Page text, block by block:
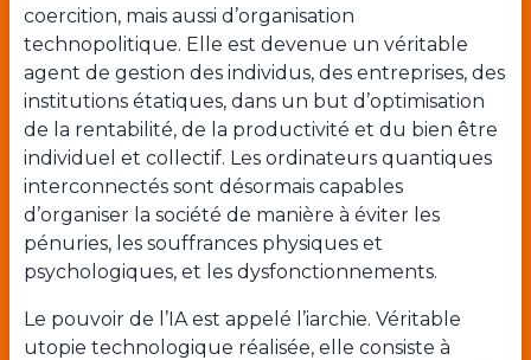
coercition, mais aussi d’organisation
technopolitique. Elle est devenue un véritable
agent de gestion des individus, des entreprises, des
institutions étatiques, dans un but d’optimisation
de la rentabilité, de la productivité et du bien être
individuel et collectif. Les ordinateurs quantiques
interconnectés sont désormais capables
d’organiser la société de manière à éviter les
pénuries, les souffrances physiques et
psychologiques, et les dysfonctionnements.
Le pouvoir de l’IA est appelé l’iarchie. Véritable
utopie technologique réalisée, elle consiste à